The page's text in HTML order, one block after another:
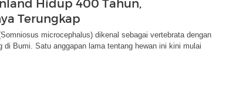
Hidup 400 Tahun,
Terungkap
microcephalus) dikenal sebagai vertebrata dengan
di Bumi. Satu anggapan lama tentang hewan ini kini mulai